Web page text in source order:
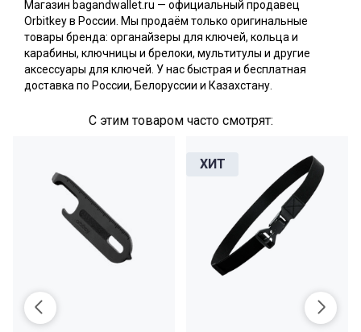
Магазин bagandwallet.ru — официальный продавец
Orbitkey в России. Мы продаём только оригинальные
товары бренда: органайзеры для ключей, кольца и
карабины, ключницы и брелоки, мультитулы и другие
аксессуары для ключей. У нас быстрая и бесплатная
доставка по России, Белоруссии и Казахстану.
С этим товаром часто смотрят: